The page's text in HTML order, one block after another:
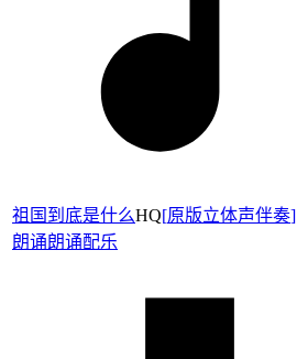
祖国到底是什么HQ[原版立体声伴奏]
朗诵朗诵配乐